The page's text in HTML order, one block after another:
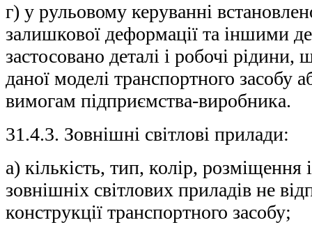
г) у рульовому керуванні
залишкової деформації та іншими
застосовано деталі і робочі рідини,
даної моделі транспортного засобу
вимогам підприємства-виробника.
31.4.3. Зовнішні світлові прилади:
а) кількість, тип, колір,
зовнішніх світлових приладів не
конструкції транспортного засобу;